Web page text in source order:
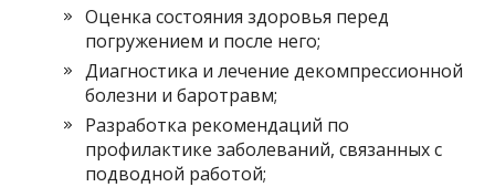
Оценка состояния здоровья перед
погружением и после него;
Диагностика и лечение декомпрессионной
болезни и баротравм;
Разработка рекомендаций по
профилактике заболеваний, связанных с
подводной работой;